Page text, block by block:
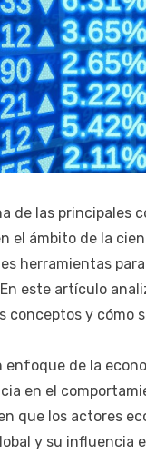
de las principales
el ámbito de la
herramientas
este artículo
y cómo
de la
en el
que los actores
y su influencia